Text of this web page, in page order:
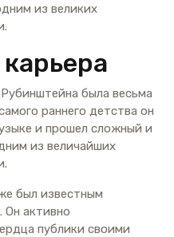
из великих
была весьма
раннего детства он
и прошел сложный и
из величайших
был известным
Он активно
публики своими